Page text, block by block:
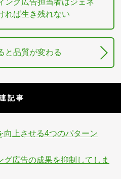
ング広告担当者はジェネ
れば生き残れない
と品質が変わる
記事
向上させる4つのパターン
広告の成果を抑制してしま